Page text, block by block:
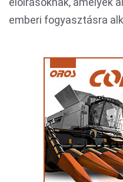
emberi fogyasztásra